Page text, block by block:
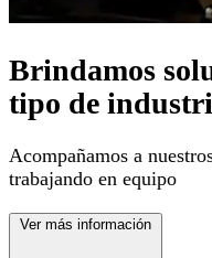
Brindamos
tipo de
Acompañamos a
trabajando en equipo